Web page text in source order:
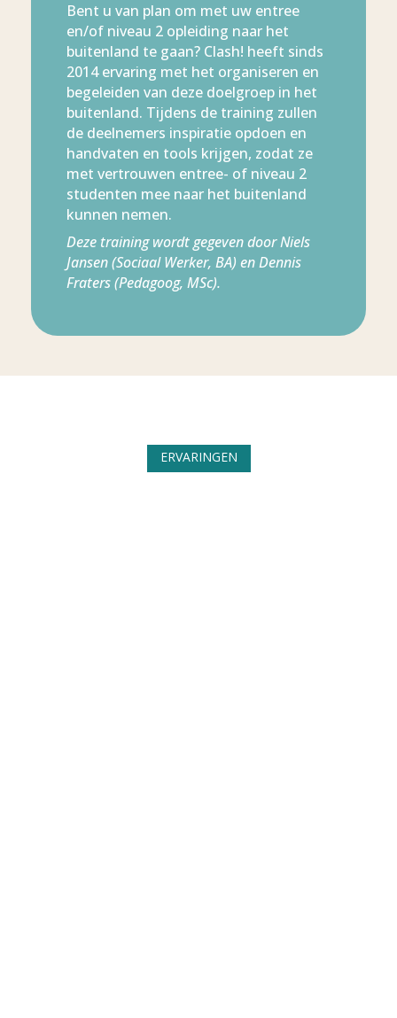
Bent u van plan om met uw entree
en/of niveau 2 opleiding naar het
buitenland te gaan? Clash! heeft sinds
2014 ervaring met het organiseren en
begeleiden van deze doelgroep in het
buitenland. Tijdens de training zullen
de deelnemers inspiratie opdoen en
handvaten en tools krijgen, zodat ze
met vertrouwen entree- of niveau 2
studenten mee naar het buitenland
kunnen nemen.
Deze training wordt gegeven door Niels
Jansen (Sociaal Werker, BA) en Dennis
Fraters (Pedagoog, MSc).
ERVARINGEN